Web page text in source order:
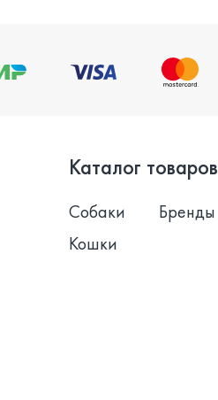
Каталог товаров
Собаки
Кошки
Бренды